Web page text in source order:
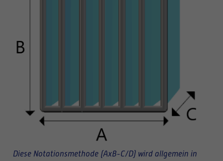
Diese Notationsmethode (AxB-C/D) wird allgemein in